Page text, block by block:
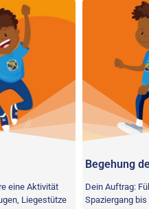
eine Aktivität
Liegestütze
Begehung
Dein Auftrag:
Spaziergang